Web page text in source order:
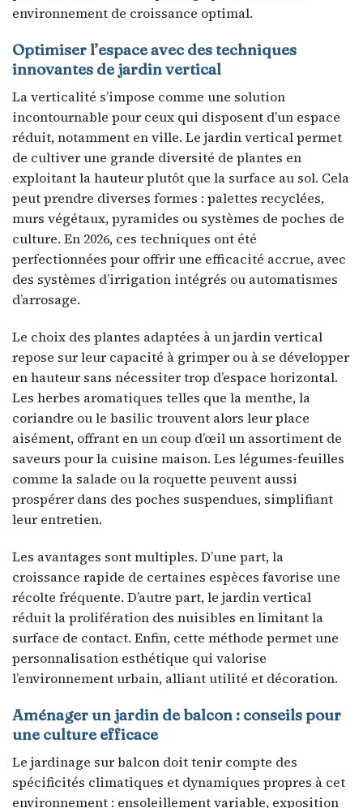
environnement de croissance optimal.
Optimiser l’espace avec des techniques
innovantes de jardin vertical
La verticalité s’impose comme une solution
incontournable pour ceux qui disposent d’un espace
réduit, notamment en ville. Le jardin vertical permet
de cultiver une grande diversité de plantes en
exploitant la hauteur plutôt que la surface au sol. Cela
peut prendre diverses formes : palettes recyclées,
murs végétaux, pyramides ou systèmes de poches de
culture. En 2026, ces techniques ont été
perfectionnées pour offrir une efficacité accrue, avec
des systèmes d’irrigation intégrés ou automatismes
d’arrosage.
Le choix des plantes adaptées à un jardin vertical
repose sur leur capacité à grimper ou à se développer
en hauteur sans nécessiter trop d’espace horizontal.
Les herbes aromatiques telles que la menthe, la
coriandre ou le basilic trouvent alors leur place
aisément, offrant en un coup d’œil un assortiment de
saveurs pour la cuisine maison. Les légumes-feuilles
comme la salade ou la roquette peuvent aussi
prospérer dans des poches suspendues, simplifiant
leur entretien.
Les avantages sont multiples. D’une part, la
croissance rapide de certaines espèces favorise une
récolte fréquente. D’autre part, le jardin vertical
réduit la prolifération des nuisibles en limitant la
surface de contact. Enfin, cette méthode permet une
personnalisation esthétique qui valorise
l’environnement urbain, alliant utilité et décoration.
Aménager un jardin de balcon : conseils pour
une culture efficace
Le jardinage sur balcon doit tenir compte des
spécificités climatiques et dynamiques propres à cet
environnement : ensoleillement variable, exposition